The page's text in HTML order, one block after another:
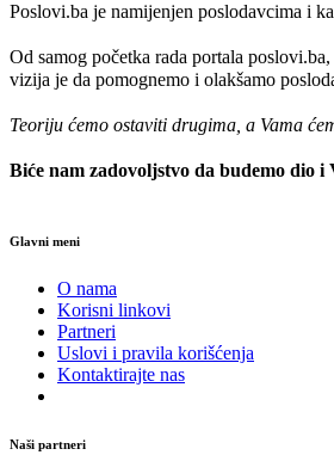
Poslovi.ba je namijenjen poslodavcima i
Od samog početka rada portala
vizija je da pomognemo i olakšamo
Teoriju ćemo ostaviti drugima, a Vama
Biće nam zadovoljstvo da budemo dio i
Glavni meni
O nama
Korisni linkovi
Partneri
Uslovi i pravila korišćenja
Kontaktirajte nas
Naši partneri